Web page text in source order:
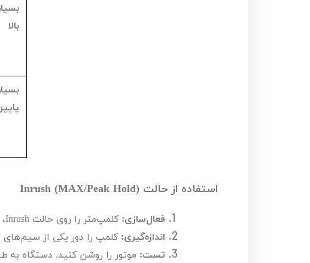
بالا
استفاده از حالتInrush (MAX/Peak Hold)
فعال‌سازی: کلمپ‌متر را روی حالتInrush
اندازه‌گیری: کلمپ را دور یکی از سیم‌های
تست: موتور را روشن کنید. دستگاه به